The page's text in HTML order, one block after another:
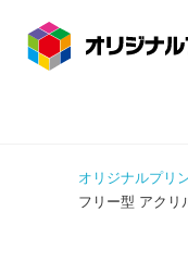
オリジナルプリ
フリー型 アクリ